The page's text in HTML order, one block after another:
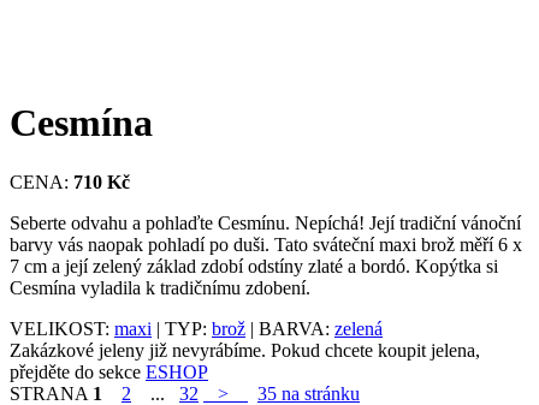
Cesmína
CENA: 710 Kč
Seberte odvahu a pohlaďte Cesmínu. Nepíchá! Její tradiční vánoční
barvy vás naopak pohladí po duši. Tato sváteční maxi brož měří 6 x
7 cm a její zelený základ zdobí odstíny zlaté a bordó. Kopýtka si
Cesmína vyladila k tradičnímu zdobení.
VELIKOST: maxi | TYP: brož | BARVA: zelená
Zakázkové jeleny již nevyrábíme. Pokud chcete koupit jelena,
přejděte do sekce ESHOP
STRANA 1 2 ... 32 > 35 na stránku